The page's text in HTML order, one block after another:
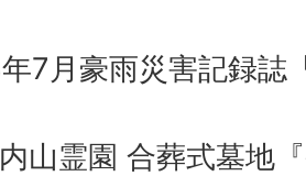
7月豪雨災害記録誌
山霊園 合葬式墓地